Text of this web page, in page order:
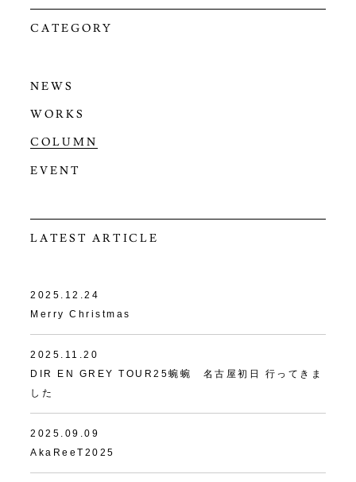
CATEGORY
NEWS
WORKS
COLUMN
EVENT
LATEST ARTICLE
2025.12.24
Merry Christmas
2025.11.20
DIR EN GREY TOUR25蜿蜿 名古屋初日 行ってきま
した
2025.09.09
AkaReeT2025